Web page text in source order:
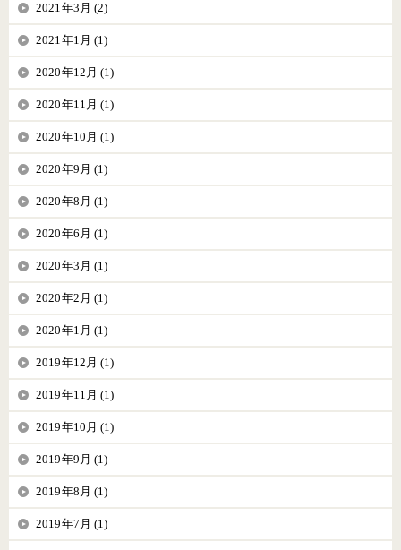
2021年3月 (2)
2021年1月 (1)
2020年12月 (1)
2020年11月 (1)
2020年10月 (1)
2020年9月 (1)
2020年8月 (1)
2020年6月 (1)
2020年3月 (1)
2020年2月 (1)
2020年1月 (1)
2019年12月 (1)
2019年11月 (1)
2019年10月 (1)
2019年9月 (1)
2019年8月 (1)
2019年7月 (1)